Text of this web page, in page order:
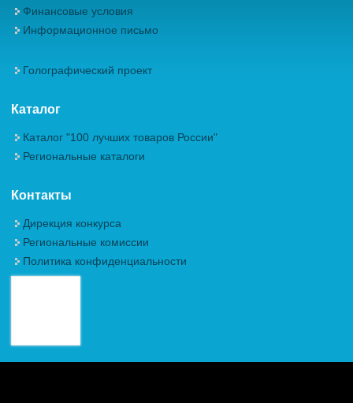
Финансовые условия
Информационное письмо
Голографический проект
Каталог
Каталог "100 лучших товаров России"
Региональные каталоги
Контакты
Дирекция конкурса
Региональные комиссии
Политика конфиденциальности